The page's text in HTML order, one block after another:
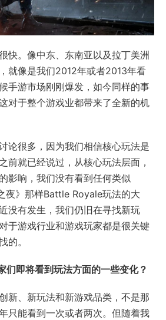
快。像中东、东南亚以及拉丁美洲
就像是我们2012年或者2013年看
手游市场刚刚爆发，如今同样的事
对于整个游戏业都带来了全新的机
论很多，因为我们相信核心玩法是
前就已经说过，从核心玩法层面，
影响，我们没有看到任何类似
夜》那样Battle Royale玩法的大
没有发生，我们仍旧在寻找新玩
于游戏行业和游戏玩家都是很关键
的。
们即将看到玩法方面的一些变化？
新、新玩法和新游戏品类，不是那
只能看到一次或者两次。但随着我